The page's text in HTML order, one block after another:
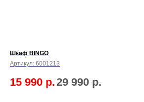
Шкаф BINGO
Артикул: 6001213
15 990 р.29 990 р.